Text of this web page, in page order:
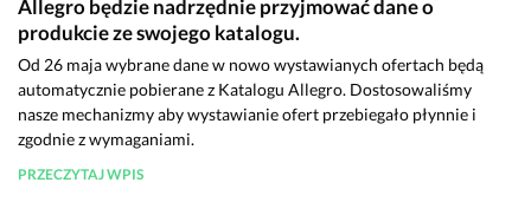
Allegro będzie nadrzędnie przyjmować dane o
produkcie ze swojego katalogu.
Od 26 maja wybrane dane w nowo wystawianych ofertach będą
automatycznie pobierane z Katalogu Allegro. Dostosowaliśmy
nasze mechanizmy aby wystawianie ofert przebiegało płynnie i
zgodnie z wymaganiami.
PRZECZYTAJ WPIS